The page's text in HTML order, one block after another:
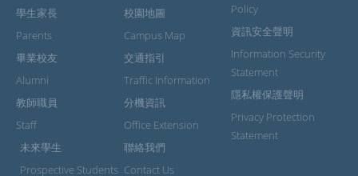
學生家長
Parents
畢業校友
Alumni
教師職員
Staff
未來學生
Prospective Students
校園地圖
Campus Map
交通指引
Traffic Information
分機資訊
Office Extension
聯絡我們
Contact Us
Policy
資訊安全聲明
Information Security
Statement
隱私權保護聲明
Privacy Protection
Statement